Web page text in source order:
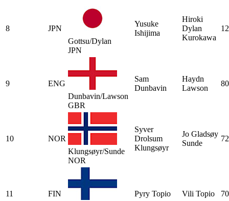
8
JPN
Gottsu/Dylan
JPN
Yusuke
Ishijima
Hiroki
Dylan
Kurokawa
9
ENG
Dunbavin/Lawson
GBR
Sam
Dunbavin
Haydn
Lawson
80
10
NOR
Klungsøyr/Sunde
NOR
Syver
Drolsum
Klungsøyr
Jo Gladsøy
Sunde
72
11
FIN
Pyry Topio Vili Topio 70